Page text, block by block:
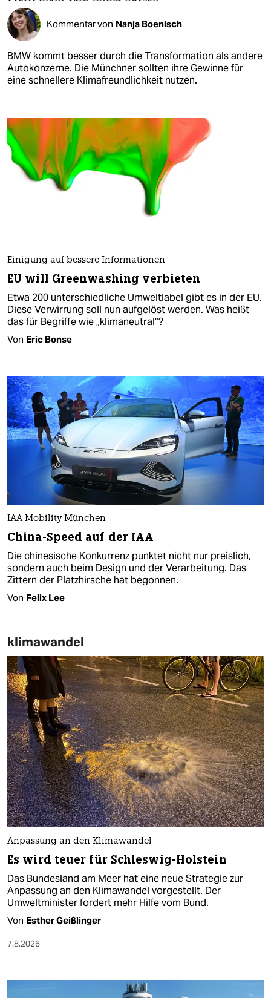
Kommentar von Nanja Boenisch
BMW kommt besser durch die Transformation als andere
Autokonzerne. Die Münchner sollten ihre Gewinne für
eine schnellere Klimafreundlichkeit nutzen.
Einigung auf bessere Informationen
EU will Greenwashing verbieten
Etwa 200 unterschiedliche Umweltlabel gibt es in der EU.
Diese Verwirrung soll nun aufgelöst werden. Was heißt
das für Begriffe wie „klimaneutral“?
Von Eric Bonse
IAA Mobility München
China-Speed auf der IAA
Die chinesische Konkurrenz punktet nicht nur preislich,
sondern auch beim Design und der Verarbeitung. Das
Zittern der Platzhirsche hat begonnen.
Von Felix Lee
klimawandel
Anpassung an den Klimawandel
Es wird teuer für Schleswig-Holstein
Das Bundesland am Meer hat eine neue Strategie zur
Anpassung an den Klimawandel vorgestellt. Der
Umweltminister fordert mehr Hilfe vom Bund.
Von Esther Geißlinger
7.8.2026